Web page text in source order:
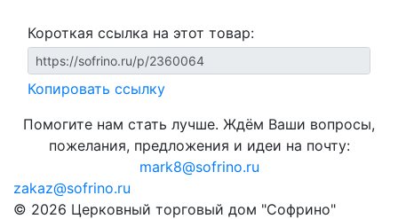
Короткая ссылка на этот товар:
Копировать ссылку
Помогите нам стать лучше. Ждём Ваши вопросы,
пожелания, предложения и идеи на почту:
mark8@sofrino.ru
zakaz@sofrino.ru
© 2026 Церковный торговый дом "Софрино"